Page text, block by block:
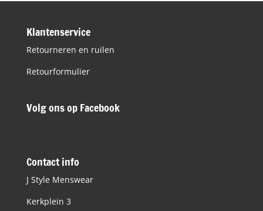
Klantenservice
Retourneren en ruilen
Retourformulier
Volg ons op Facebook
Contact info
J Style Menswear
Kerkplein 3